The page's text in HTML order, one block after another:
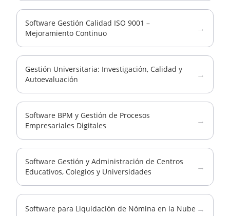
Software Gestión Calidad ISO 9001 –
Mejoramiento Continuo
→
Gestión Universitaria: Investigación, Calidad y
Autoevaluación
→
Software BPM y Gestión de Procesos
Empresariales Digitales
→
Software Gestión y Administración de Centros
Educativos, Colegios y Universidades
→
Software para Liquidación de Nómina en la Nube →